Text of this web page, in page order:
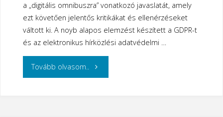
a „digitális omnibuszra” vonatkozó javaslatát, amely
ezt követően jelentős kritikákat és ellenérzéseket
váltott ki. A noyb alapos elemzést készített a GDPR-t
és az elektronikus hírközlési adatvédelmi …
Tovább olvasom.. "Digitális